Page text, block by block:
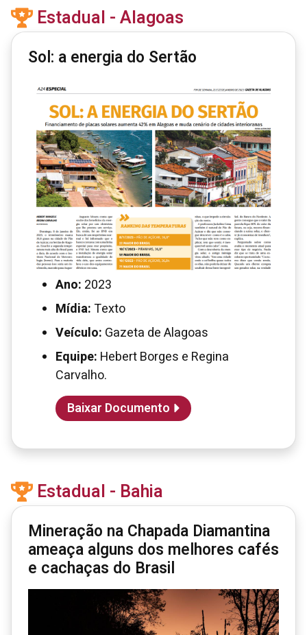
Estadual - Alagoas
Sol: a energia do Sertão
Ano: 2023
Mídia: Texto
Veículo: Gazeta de Alagoas
Equipe: Hebert Borges e Regina
Carvalho.
Baixar Documento
Estadual - Bahia
Mineração na Chapada Diamantina
ameaça alguns dos melhores cafés
e cachaças do Brasil